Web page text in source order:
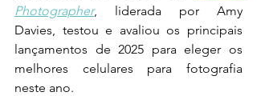
Photographer, liderada por Amy
Davies, testou e avaliou os principais
lançamentos de 2025 para eleger os
melhores celulares para fotografia
neste ano.